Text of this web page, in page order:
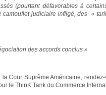
(pourtant défavorables à
camouflet judiciaire infligé, des «
des accords conclus »
Cour Suprême Américaine,
le ThinK Tank du Commerce